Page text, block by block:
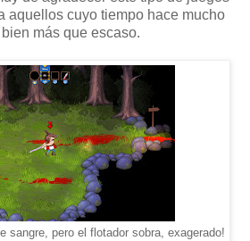
aquellos cuyo tiempo hace mucho
más que escaso.
sangre, pero el flotador sobra, exagerado!